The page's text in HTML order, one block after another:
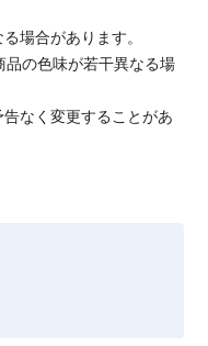
場合があります。
の色味が若干異なる場
なく変更することがあ